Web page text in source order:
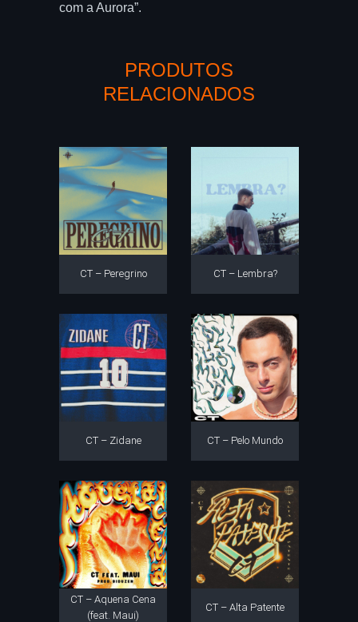
com a Aurora”.
PRODUTOS
RELACIONADOS
CT – Peregrino CT – Lembra?
CT – Zidane CT – Pelo Mundo
CT – Aquena Cena
(feat. Maui)
CT – Alta Patente